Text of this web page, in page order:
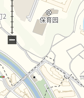
况合起来建议吧。
另外，关于住宅贷
的总括审查。
▼伴随着自己的家出
是否"以前或者买房
−